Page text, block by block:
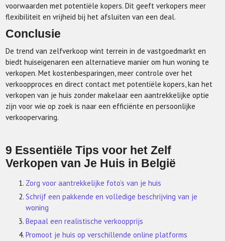
voorwaarden met potentiële kopers. Dit geeft verkopers meer
flexibiliteit en vrijheid bij het afsluiten van een deal.
Conclusie
De trend van zelfverkoop wint terrein in de vastgoedmarkt en
biedt huiseigenaren een alternatieve manier om hun woning te
verkopen. Met kostenbesparingen, meer controle over het
verkoopproces en direct contact met potentiële kopers, kan het
verkopen van je huis zonder makelaar een aantrekkelijke optie
zijn voor wie op zoek is naar een efficiënte en persoonlijke
verkoopervaring.
9 Essentiële Tips voor het Zelf
Verkopen van Je Huis in België
Zorg voor aantrekkelijke foto’s van je huis
Schrijf een pakkende en volledige beschrijving van je
woning
Bepaal een realistische verkoopprijs
Promoot je huis op verschillende online platforms